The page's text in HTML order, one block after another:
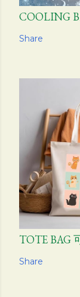
COOLING
Share
TOTE BAG
Share